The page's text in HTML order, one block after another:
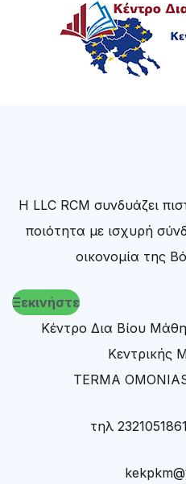
Η LLC RCM συνδυάζει
ποιότητα με ισχυρή
οικονομία της
Ξεκινήστε
Κέντρο Δια Βίου
Κεντρικής
TERMA
τηλ